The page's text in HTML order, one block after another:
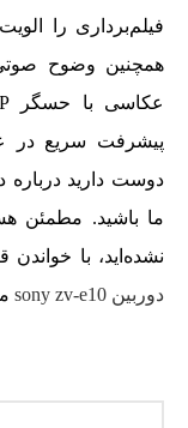
فیلم‌برداری را
پیشرفت سریع در
ما باشید. مطمئن
نشده‌اید، با خواندن
دوربین sony zv-e10